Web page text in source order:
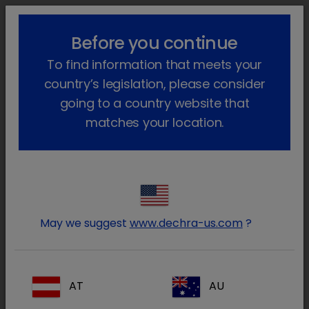
!-- Google Tag Manager -->
lock_outline search menu
Home Informazioni I valori Dechra
The Dechra Values
Ambizione. Questi valori riflettono il modo
di lavorare e le competenze di Dechra:
abbracciamo questi valori ad ogni livello
Un sistema di valori efficace punta ad offrire al
Before you continue
To find information that meets your
country’s legislation, please consider
going to a country website that
matches your location.
May we suggest www.dechra-us.com ?
AT AU